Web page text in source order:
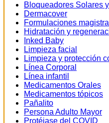
Bloqueadores Solares
Dermacover
Formulaciones
Hidratación y
Inked Baby
Limpieza facial
Limpieza y protección
Línea Corporal
Línea infantil
Medicamentos Orales
Medicamentos tópicos
Pañalito
Persona Adulto Mayor
Protéjase del COVID